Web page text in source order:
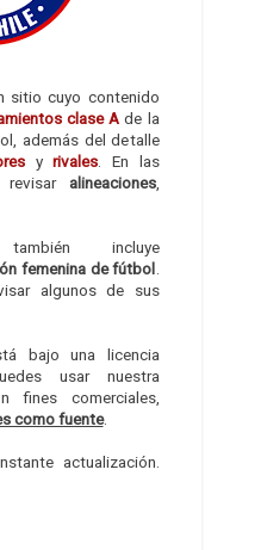
sitio cuyo contenido
clase A de la
además del detalle
yrivales . En las
revisar alineaciones,
incluye
femenina de fútbol
algunos de sus
bajo una licencia
usar nuestra
fines comerciales,
como fuente.
actualización.